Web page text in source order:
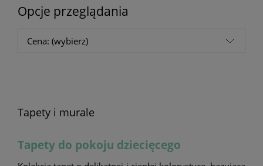
Opcje przeglądania
Cena: (wybierz)
Tapety i murale
Tapety do pokoju dziecięcego